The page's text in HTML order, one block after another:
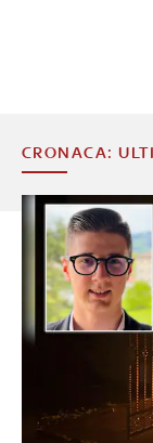
CRONACA: